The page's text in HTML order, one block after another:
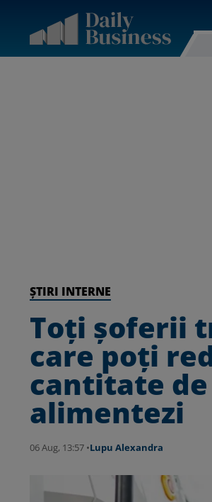
ȘTIRI INTERNE
Toți șoferii
care poți
cantitate
alimentezi
06 Aug, 13:57 •Lupu Alexandra